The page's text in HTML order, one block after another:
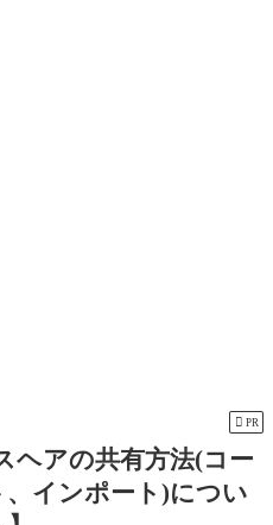
 PR
ヘアの共有方法(コー
、インポート)につい